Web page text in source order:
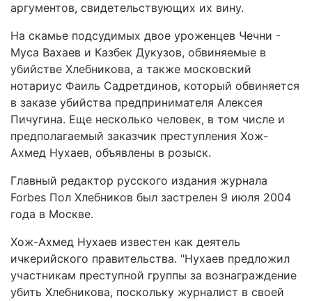
аргументов, свидетельствующих их вину.
На скамье подсудимых двое уроженцев Чечни -
Муса Вахаев и Казбек Дукузов, обвиняемые в
убийстве Хлебникова, а также московский
нотариус Фаиль Садретдинов, который обвиняется
в заказе убийства предпринимателя Алексея
Пичугина. Еще несколько человек, в том числе и
предполагаемый заказчик преступления Хож-
Ахмед Нухаев, объявлены в розыск.
Главный редактор русского издания журнала
Forbes Пол Хлебников был застрелен 9 июля 2004
года в Москве.
Хож-Ахмед Нухаев известен как деятель
ичкерийского правительства. "Нухаев предложил
участникам преступной группы за вознаграждение
убить Хлебникова, поскольку журналист в своей